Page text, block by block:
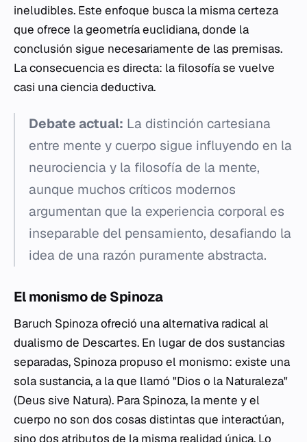
ineludibles. Este enfoque busca la misma certeza
que ofrece la geometría euclidiana, donde la
conclusión sigue necesariamente de las premisas.
La consecuencia es directa: la filosofía se vuelve
casi una ciencia deductiva.
Debate actual: La distinción cartesiana
entre mente y cuerpo sigue influyendo en la
neurociencia y la filosofía de la mente,
aunque muchos críticos modernos
argumentan que la experiencia corporal es
inseparable del pensamiento, desafiando la
idea de una razón puramente abstracta.
El monismo de Spinoza
Baruch Spinoza ofreció una alternativa radical al
dualismo de Descartes. En lugar de dos sustancias
separadas, Spinoza propuso el monismo: existe una
sola sustancia, a la que llamó "Dios o la Naturaleza"
(Deus sive Natura). Para Spinoza, la mente y el
cuerpo no son dos cosas distintas que interactúan,
sino dos atributos de la misma realidad única. Lo